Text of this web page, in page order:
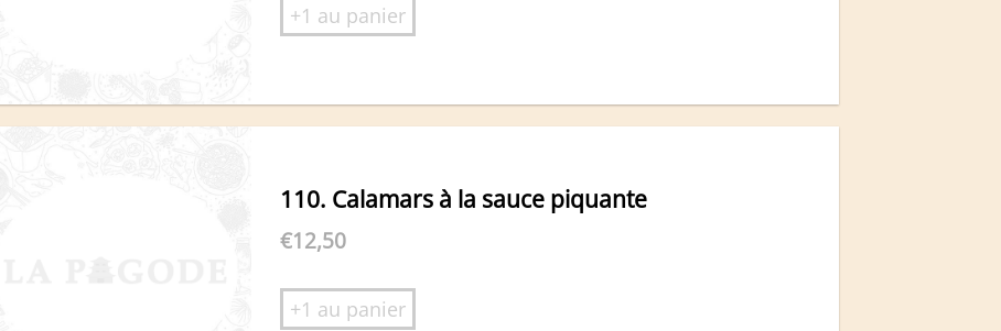
+1 au panier
110. Calamars à la sauce piquante
€12,50
+1 au panier